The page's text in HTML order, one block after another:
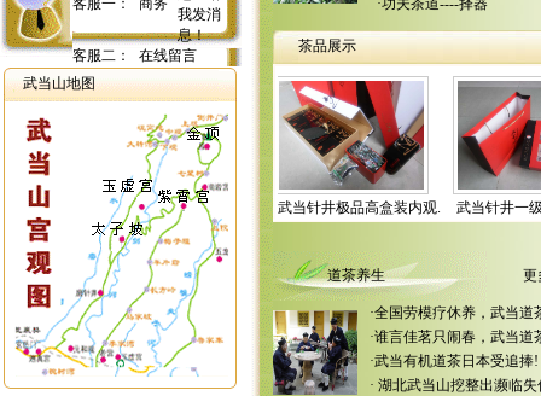
客服一： 商务
客服二：
在线留言
武当山地图
·功夫茶道----择器
茶品展示
武当针井极品高盒装概览. 武当针井极品高盒装内观. 武当针井一级八仙图方盒.
道茶养生 更
·全国劳模疗休养，武当道
·谁言佳茗只闹春，武当道
·武当有机道茶日本受追捧!
· 湖北武当山挖整出濒临失